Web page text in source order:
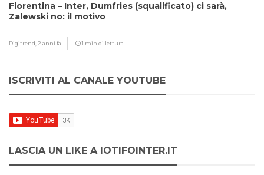
Fiorentina – Inter, Dumfries (squalificato) ci sarà,
Zalewski no: il motivo
Digitrend, 2 anni fa 1 min di lettura
ISCRIVITI AL CANALE YOUTUBE
LASCIA UN LIKE A IOTIFOINTER.IT